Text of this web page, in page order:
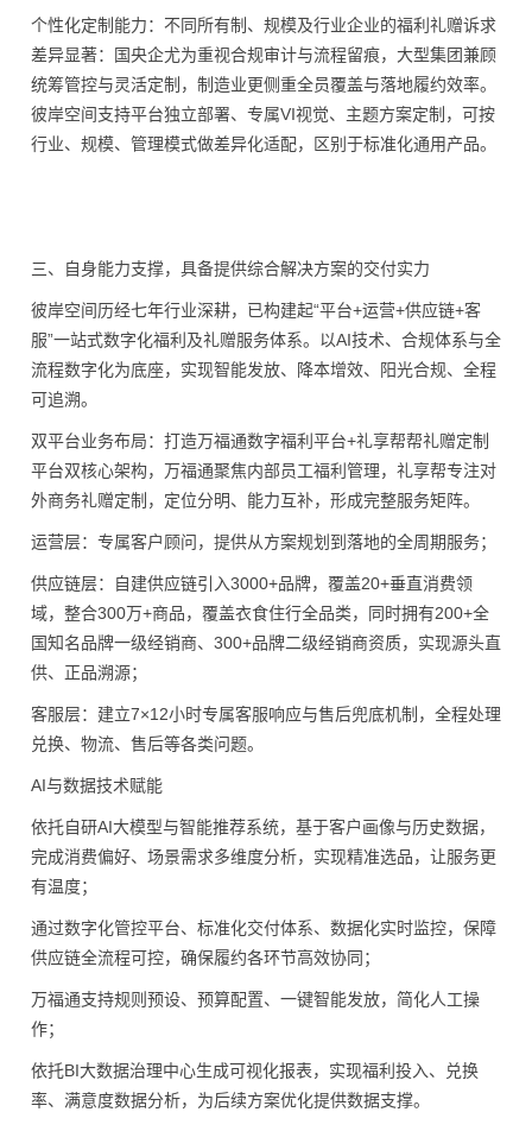
个性化定制能力：不同所有制、规模及行业企业的福利礼赠诉求
差异显著：国央企尤为重视合规审计与流程留痕，大型集团兼顾
统筹管控与灵活定制，制造业更侧重全员覆盖与落地履约效率。
彼岸空间支持平台独立部署、专属VI视觉、主题方案定制，可按
行业、规模、管理模式做差异化适配，区别于标准化通用产品。
三、自身能力支撑，具备提供综合解决方案的交付实力
彼岸空间历经七年行业深耕，已构建起“平台+运营+供应链+客
服”一站式数字化福利及礼赠服务体系。以AI技术、合规体系与全
流程数字化为底座，实现智能发放、降本增效、阳光合规、全程
可追溯。
双平台业务布局：打造万福通数字福利平台+礼享帮帮礼赠定制
平台双核心架构，万福通聚焦内部员工福利管理，礼享帮专注对
外商务礼赠定制，定位分明、能力互补，形成完整服务矩阵。
运营层：专属客户顾问，提供从方案规划到落地的全周期服务；
供应链层：自建供应链引入3000+品牌，覆盖20+垂直消费领
域，整合300万+商品，覆盖衣食住行全品类，同时拥有200+全
国知名品牌一级经销商、300+品牌二级经销商资质，实现源头直
供、正品溯源；
客服层：建立7×12小时专属客服响应与售后兜底机制，全程处理
兑换、物流、售后等各类问题。
AI与数据技术赋能
依托自研AI大模型与智能推荐系统，基于客户画像与历史数据，
完成消费偏好、场景需求多维度分析，实现精准选品，让服务更
有温度；
通过数字化管控平台、标准化交付体系、数据化实时监控，保障
供应链全流程可控，确保履约各环节高效协同；
万福通支持规则预设、预算配置、一键智能发放，简化人工操
作；
依托BI大数据治理中心生成可视化报表，实现福利投入、兑换
率、满意度数据分析，为后续方案优化提供数据支撑。